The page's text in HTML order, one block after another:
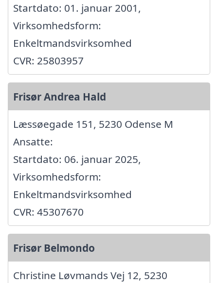
Startdato: 01. januar 2001,
Virksomhedsform:
Enkeltmandsvirksomhed
CVR: 25803957
Frisør Andrea Hald
Læssøegade 151, 5230 Odense M
Ansatte:
Startdato: 06. januar 2025,
Virksomhedsform:
Enkeltmandsvirksomhed
CVR: 45307670
Frisør Belmondo
Christine Løvmands Vej 12, 5230